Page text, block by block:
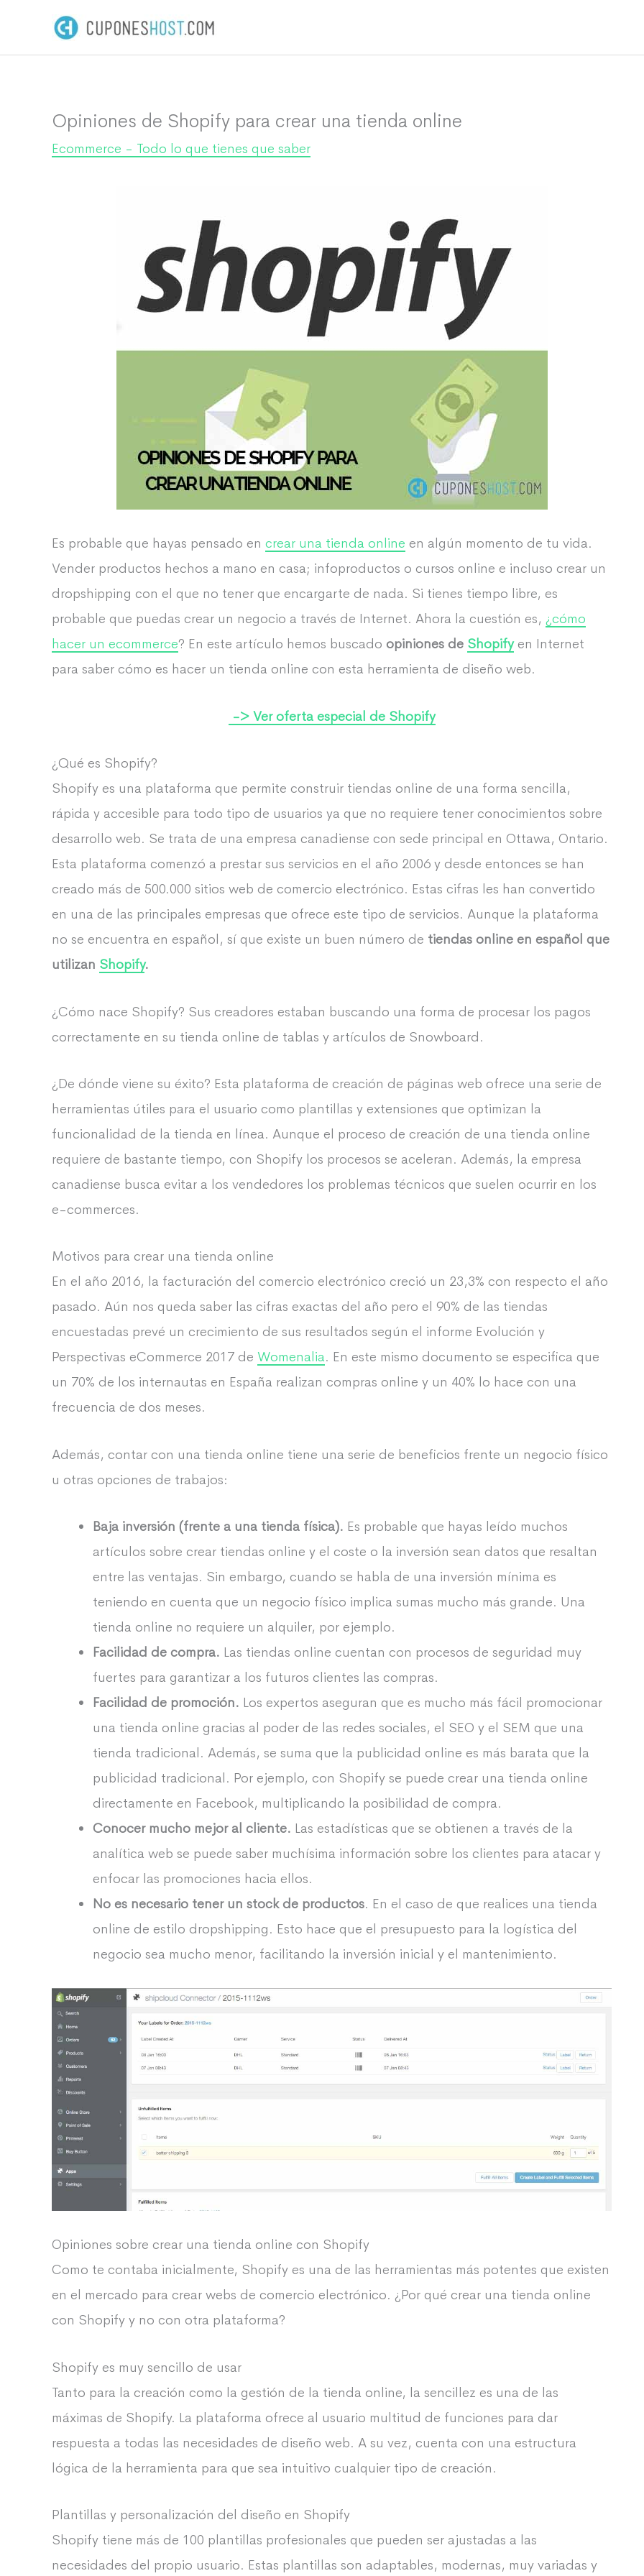
Opiniones de Shopify para crear una tienda online
Ecommerce - Todo lo que tienes que saber
Es probable que hayas pensado en crear una tienda online en algún momento de tu vida.
Vender productos hechos a mano en casa; infoproductos o cursos online e incluso crear un
dropshipping con el que no tener que encargarte de nada. Si tienes tiempo libre, es
probable que puedas crear un negocio a través de Internet. Ahora la cuestión es, ¿cómo
hacer un ecommerce? En este artículo hemos buscado opiniones de Shopifyen Internet
para saber cómo es hacer un tienda online con esta herramienta de diseño web.
-> Ver oferta especial de Shopify
¿Qué es Shopify?
Shopify es una plataforma que permite construir tiendas online de una forma sencilla,
rápida y accesible para todo tipo de usuarios ya que no requiere tener conocimientos sobre
desarrollo web. Se trata de una empresa canadiense con sede principal en Ottawa, Ontario.
Esta plataforma comenzó a prestar sus servicios en el año 2006 y desde entonces se han
creado más de 500.000 sitios web de comercio electrónico. Estas cifras les han convertido
en una de las principales empresas que ofrece este tipo de servicios. Aunque la plataforma
no se encuentra en español, sí que existe un buen número de tiendas online en español que
utilizan Shopify.
¿Cómo nace Shopify? Sus creadores estaban buscando una forma de procesar los pagos
correctamente en su tienda online de tablas y artículos de Snowboard.
¿De dónde viene su éxito? Esta plataforma de creación de páginas web ofrece una serie de
herramientas útiles para el usuario como plantillas y extensiones que optimizan la
funcionalidad de la tienda en línea. Aunque el proceso de creación de una tienda online
requiere de bastante tiempo, con Shopify los procesos se aceleran. Además, la empresa
canadiense busca evitar a los vendedores los problemas técnicos que suelen ocurrir en los
e-commerces.
Motivos para crear una tienda online
En el año 2016, la facturación del comercio electrónico creció un 23,3% con respecto el año
pasado. Aún nos queda saber las cifras exactas del año pero el 90% de las tiendas
encuestadas prevé un crecimiento de sus resultados según el informe Evolución y
Perspectivas eCommerce 2017 de Womenalia. En este mismo documento se especifica que
un 70% de los internautas en España realizan compras online y un 40% lo hace con una
frecuencia de dos meses.
Además, contar con una tienda online tiene una serie de beneficios frente un negocio físico
u otras opciones de trabajos:
Baja inversión (frente a una tienda física). Es probable que hayas leído muchos
artículos sobre crear tiendas online y el coste o la inversión sean datos que resaltan
entre las ventajas. Sin embargo, cuando se habla de una inversión mínima es
teniendo en cuenta que un negocio físico implica sumas mucho más grande. Una
tienda online no requiere un alquiler, por ejemplo.
Facilidad de compra. Las tiendas online cuentan con procesos de seguridad muy
fuertes para garantizar a los futuros clientes las compras.
Facilidad de promoción. Los expertos aseguran que es mucho más fácil promocionar
una tienda online gracias al poder de las redes sociales, el SEO y el SEM que una
tienda tradicional. Además, se suma que la publicidad online es más barata que la
publicidad tradicional. Por ejemplo, con Shopify se puede crear una tienda online
directamente en Facebook, multiplicando la posibilidad de compra.
Conocer mucho mejor al cliente. Las estadísticas que se obtienen a través de la
analítica web se puede saber muchísima información sobre los clientes para atacar y
enfocar las promociones hacia ellos.
No es necesario tener un stock de productos. En el caso de que realices una tienda
online de estilo dropshipping. Esto hace que el presupuesto para la logística del
negocio sea mucho menor, facilitando la inversión inicial y el mantenimiento.
Opiniones sobre crear una tienda online con Shopify
Como te contaba inicialmente, Shopify es una de las herramientas más potentes que existen
en el mercado para crear webs de comercio electrónico. ¿Por qué crear una tienda online
con Shopify y no con otra plataforma?
Shopify es muy sencillo de usar
Tanto para la creación como la gestión de la tienda online, la sencillez es una de las
máximas de Shopify. La plataforma ofrece al usuario multitud de funciones para dar
respuesta a todas las necesidades de diseño web. A su vez, cuenta con una estructura
lógica de la herramienta para que sea intuitivo cualquier tipo de creación.
Plantillas y personalización del diseño en Shopify
Shopify tiene más de 100 plantillas profesionales que pueden ser ajustadas a las
necesidades del propio usuario. Estas plantillas son adaptables, modernas, muy variadas y